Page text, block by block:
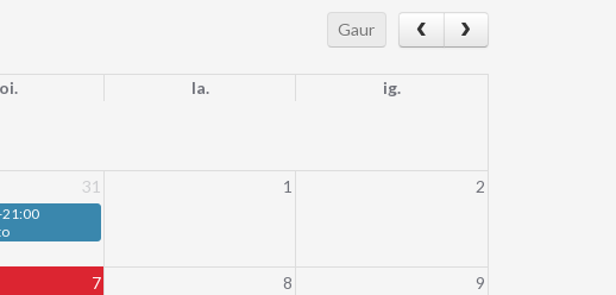
Gaur
oi. la. ig.
31 1 2
21:00
7 8 9